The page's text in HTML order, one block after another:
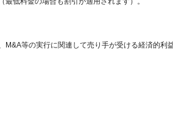
M&A等の実行に関連して売り手が受ける経済的利